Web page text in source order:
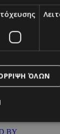
Us
BY
ΌΛΩΝ